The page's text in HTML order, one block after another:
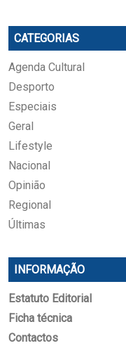
CATEGORIAS
Agenda Cultural
Desporto
Especiais
Geral
Lifestyle
Nacional
Opinião
Regional
Últimas
INFORMAÇÃO
Estatuto Editorial
Ficha técnica
Contactos